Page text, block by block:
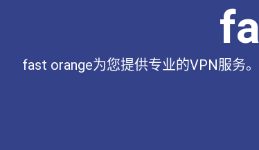
fast orange为您提供专业的VPN服务